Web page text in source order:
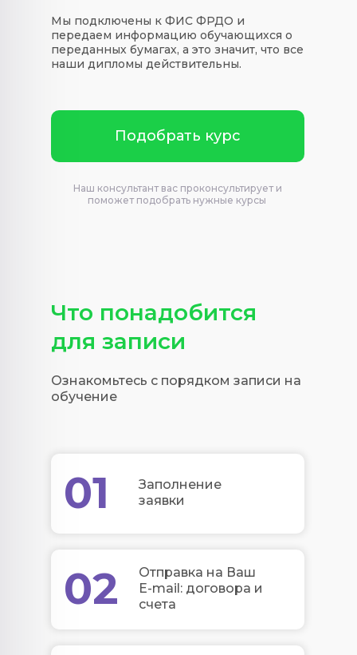
Мы подключены к ФИС ФРДО и
передаем информацию обучающихся о
переданных бумагах, а это значит, что все
наши дипломы действительны.
Наш консультант вас проконсультирует и
поможет подобрать нужные курсы
Подобрать курс
Что понадобится
для записи
Ознакомьтесь с порядком записи на
обучение
01
02
Заполнение
заявки
Отправка на Ваш
E-mail: договора и
счета